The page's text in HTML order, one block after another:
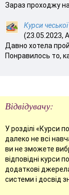
Зараз проходжу
Курси
(23.05.2023,
Давно хотела
Понравилось то,
Відвідувачу:
У розділі «Курси
далеко не всі
ви не зможете
відповідні курси
додаткові
системи і досвід